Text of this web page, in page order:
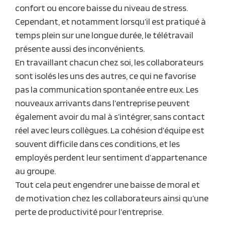
confort ou encore baisse du niveau de stress.
Cependant, et notamment lorsqu’il est pratiqué à
temps plein sur une longue durée, le télétravail
présente aussi des inconvénients.
En travaillant chacun chez soi, les collaborateurs
sont isolés les uns des autres, ce qui ne favorise
pas la communication spontanée entre eux. Les
nouveaux arrivants dans l’entreprise peuvent
également avoir du mal à s’intégrer, sans contact
réel avec leurs collègues. La cohésion d’équipe est
souvent difficile dans ces conditions, et les
employés perdent leur sentiment d’appartenance
au groupe.
Tout cela peut engendrer une baisse de moral et
de motivation chez les collaborateurs ainsi qu’une
perte de productivité pour l’entreprise.